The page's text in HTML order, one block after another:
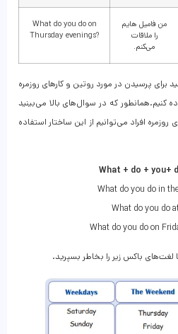
من فامیل هایم
را ملاقات
می‌‍کنم.
What do you do on
Thursday evenings?
برای پرسیدن در مورد روتین و کارهای روزمره
کنیم.همانطور که در سوال‌های بالا می‌بینید
افراد می‌توانیم از این ساختار استفاده
What + do + you+
What do you do in
What do you do
What do you do on
باکس زیر را بخاطر بسپرید.